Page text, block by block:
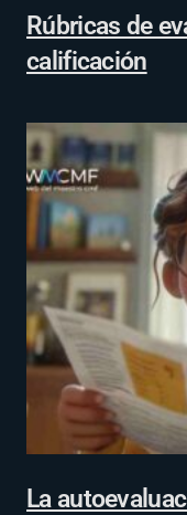
Rúbricas de
calificación
La